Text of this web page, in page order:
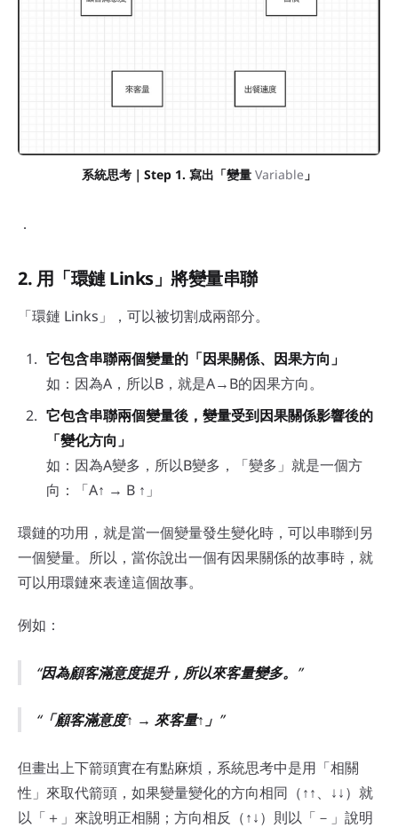
系統思考｜Step 1. 寫出「變量 Variable 」
．
2. 用「環鏈 Links」將變量串聯
「環鏈 Links」，可以被切割成兩部分。
它包含串聯兩個變量的「因果關係、因果方向」
如：因為A，所以B，就是A→B的因果方向。
它包含串聯兩個變量後，變量受到因果關係影響後的
「變化方向」
如：因為A變多，所以B變多，「變多」就是一個方
向：「A↑ → B ↑」
環鏈的功用，就是當一個變量發生變化時，可以串聯到另
一個變量。所以，當你說出一個有因果關係的故事時，就
可以用環鏈來表達這個故事。
例如：
因為顧客滿意度提升，所以來客量變多。
「顧客滿意度↑ → 來客量↑」
但畫出上下箭頭實在有點麻煩，系統思考中是用「相關
性」來取代箭頭，如果變量變化的方向相同（↑↑、↓↓）就
以「＋」來說明正相關；方向相反（↑↓）則以「－」說明